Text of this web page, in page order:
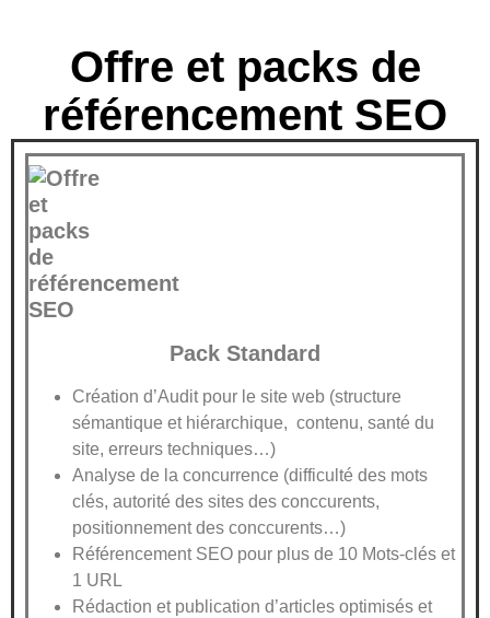
Offre et packs de
référencement SEO
Pack Standard
Création d’Audit pour le site web (structure
sémantique et hiérarchique, contenu, santé du
site, erreurs techniques…)
Analyse de la concurrence (difficulté des mots
clés, autorité des sites des conccurents,
positionnement des conccurents…)
Référencement SEO pour plus de 10 Mots-clés et
1 URL
Rédaction et publication d’articles optimisés et